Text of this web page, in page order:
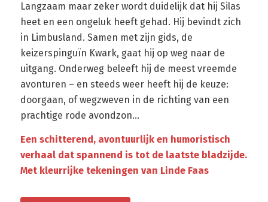
Langzaam maar zeker wordt duidelijk dat hij Silas
heet en een ongeluk heeft gehad. Hij bevindt zich
in Limbusland. Samen met zijn gids, de
keizerspinguïn Kwark, gaat hij op weg naar de
uitgang. Onderweg beleeft hij de meest vreemde
avonturen – en steeds weer heeft hij de keuze:
doorgaan, of wegzweven in de richting van een
prachtige rode avondzon…
Een schitterend, avontuurlijk en humoristisch
verhaal dat spannend is tot de laatste bladzijde.
Met kleurrijke tekeningen van Linde Faas